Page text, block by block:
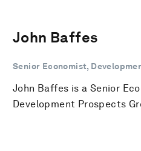
John Baffes
Senior Economist,
John Baffes is a Senior
Development Prospects